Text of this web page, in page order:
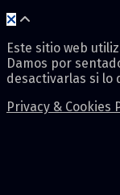
Este sitio web
Damos por
desactivarlas si lo
Privacy & Cookies